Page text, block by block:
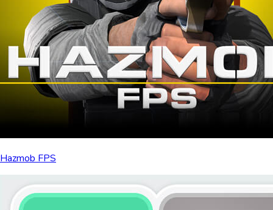
Hazmob FPS